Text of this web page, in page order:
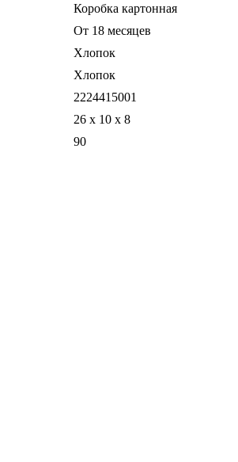
Коробка картонная
От 18 месяцев
Хлопок
Хлопок
2224415001
26 x 10 x 8
90